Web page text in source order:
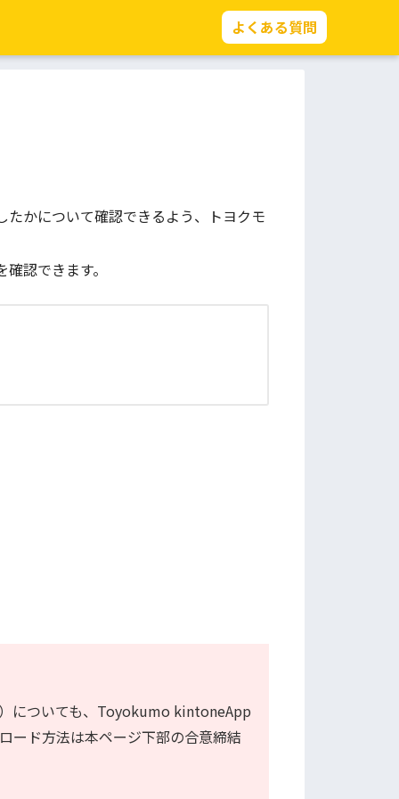
よくある質問
かについて確認できるよう、トヨクモ
認できます。
についても、Toyokumo kintoneApp
ード方法は本ページ下部の合意締結